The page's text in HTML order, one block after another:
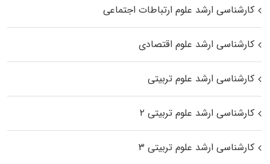
کارشناسی ارشد علوم ارتباطات اجتماعی
کارشناسی ارشد علوم اقتصادی
کارشناسی ارشد علوم تربیتی
کارشناسی ارشد علوم تربیتی ۲
کارشناسی ارشد علوم تربیتی ۳